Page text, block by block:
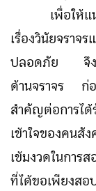
เพื่อให้
เรื่องวินัยจร
ปลอดภัย จึงต้
ด้านจราจร ก่อ
สำคัญต่อการไ
เข้าใจของคนสั
เข้มงวดในการ
ที่ได้ขอเพียงสอ